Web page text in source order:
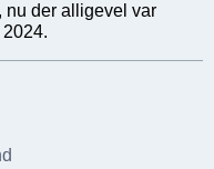
nu der alligevel var